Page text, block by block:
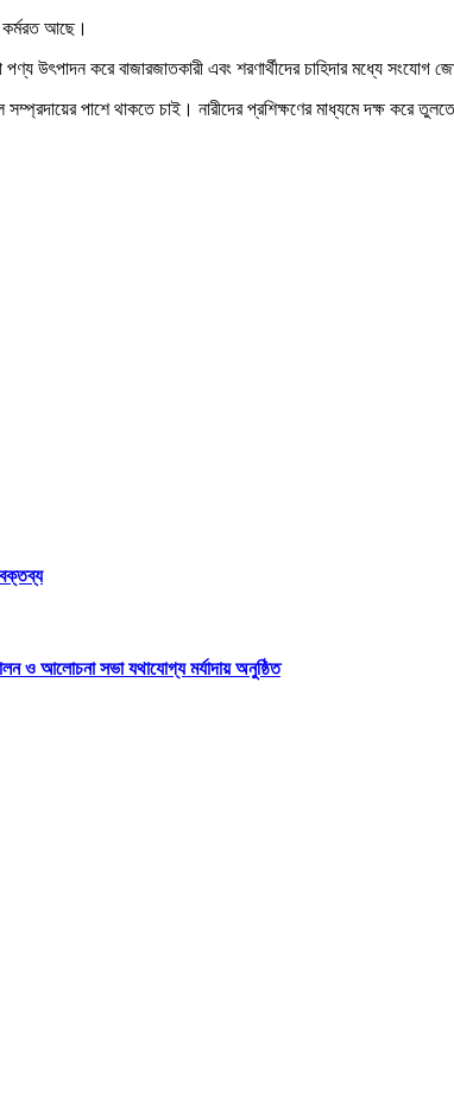
কর্মরত আছে।
উৎপাদন করে বাজারজাতকারী এবং শরণার্থীদের চাহিদার মধ্যে সংযোগ
পাশে থাকতে চাই। নারীদের প্রশিক্ষণের মাধ্যমে দক্ষ করে
বক্তব্য
ও আলোচনা সভা যথাযোগ্য মর্যাদায় অনুষ্ঠিত